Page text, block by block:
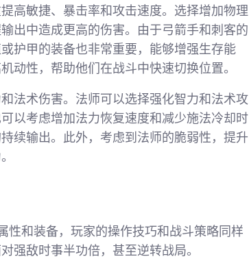
高敏捷、暴击率和攻击速度。选择增加物理
出中造成更高的伤害。由于弓箭手和刺客的
护甲的装备也非常重要，能够增强生存能
动性，帮助他们在战斗中快速切换位置。
法术伤害。法师可以选择强化智力和法术攻
以考虑增加法力恢复速度和减少施法冷却时
续输出。此外，考虑到法师的脆弱性，提升
性和装备，玩家的操作技巧和战斗策略同样
强敌时事半功倍，甚至逆转战局。